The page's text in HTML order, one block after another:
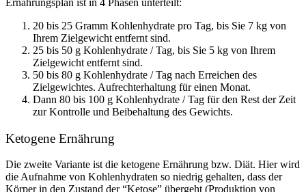
Ernährungsplan ist in 4 Phasen unterteilt:
20 bis 25 Gramm Kohlenhydrate pro Tag, bis Sie 7 kg von
Ihrem Zielgewicht entfernt sind.
25 bis 50 g Kohlenhydrate / Tag, bis Sie 5 kg von Ihrem
Zielgewicht entfernt sind.
50 bis 80 g Kohlenhydrate / Tag nach Erreichen des
Zielgewichtes. Aufrechterhaltung für einen Monat.
Dann 80 bis 100 g Kohlenhydrate / Tag für den Rest der Zeit
zur Kontrolle und Beibehaltung des Gewichts.
Ketogene Ernährung
Die zweite Variante ist die ketogene Ernährung bzw. Diät. Hier wird
die Aufnahme von Kohlenhydraten so niedrig gehalten, dass der
Körper in den Zustand der “Ketose” übergeht (Produktion von